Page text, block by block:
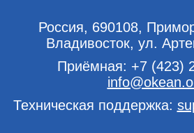
Россия, 690108,
Владивосток, ул.
Приёмная: +7 (423)
Техническая поддержка: